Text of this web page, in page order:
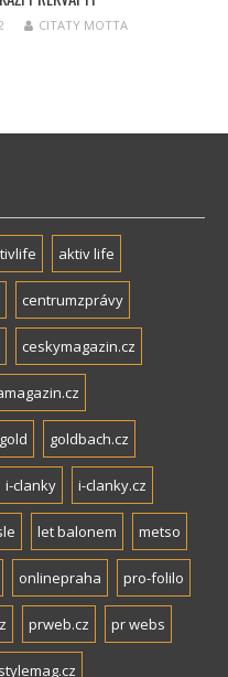
CITATY MOTTA
aktiv life
centrumzprávy
ceskymagazin.cz
gold goldbach.cz
i-clanky i-clanky.cz
let balonem metso
onlinepraha pro-folilo
prweb.cz pr webs
stylemag.cz